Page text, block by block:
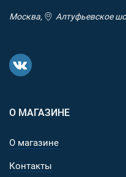
Москва, Алтуфьевское
О МАГАЗИНЕ
О магазине
Контакты